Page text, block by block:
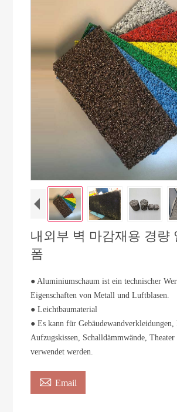
내외부 벽 마감재용 경량
폼
● Aluminiumschaum ist ein technischer
Eigenschaften von Metall und Luftblasen.
● Leichtbaumaterial
● Es kann für Gebäudewandverkleidungen,
Aufzugskissen, Schalldämmwände,
verwendet werden.
 Email